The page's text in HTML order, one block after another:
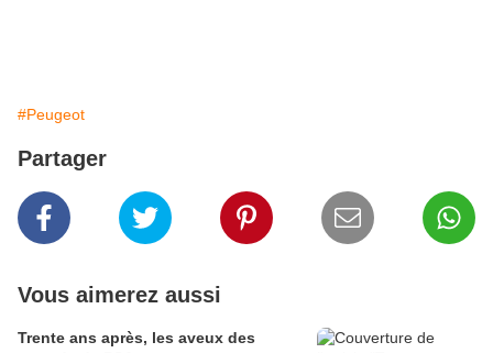
#Peugeot
Partager
Vous aimerez aussi
Trente ans après, les aveux des